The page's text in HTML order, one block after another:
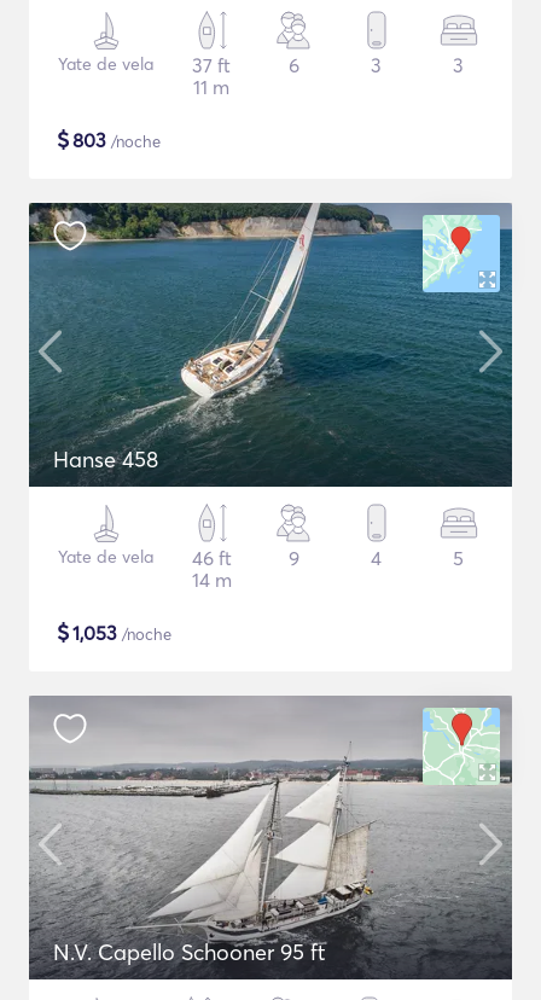
Yate de vela
37 ft
11 m
6 3 3
$803 /noche
Hanse 458
Yate de vela
46 ft
14 m
9 4 5
$1,053 /noche
N.V. Capello Schooner 95 ft